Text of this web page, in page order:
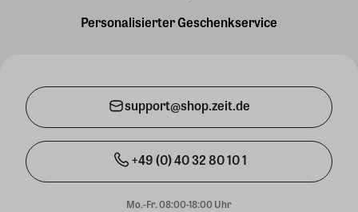
Personalisierter Geschenkservice
support@shop.zeit.de
+49 (0) 40 32 80 10 1
Mo.-Fr. 08:00-18:00 Uhr